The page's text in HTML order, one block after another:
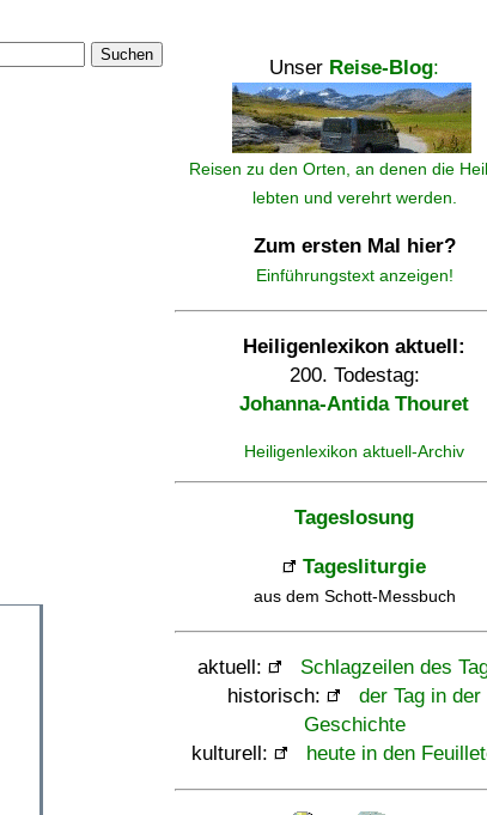
Suchen
Unser Reise-Blog:
Reisen zu den Orten, an denen die
lebten und verehrt werden.
Zum ersten Mal hier?
Einführungstext anzeigen!
Heiligenlexikon aktuell:
200. Todestag:
Johanna-Antida Thouret
Heiligenlexikon aktuell-Archiv
Tageslosung
Tagesliturgie
aus dem Schott-Messbuch
aktuell:
Schlagzeilen des
historisch:
der Tag in der
Geschichte
kulturell:
heute in den